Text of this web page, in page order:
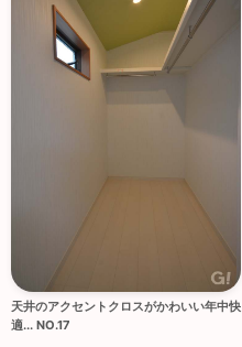
天井のアクセントクロスがかわいい年中快
適... NO.17